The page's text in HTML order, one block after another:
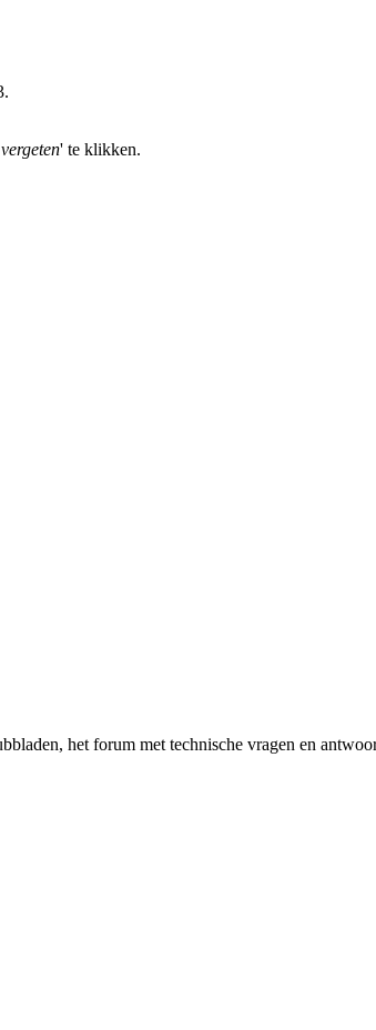
' te klikken.
het forum met technische vragen en